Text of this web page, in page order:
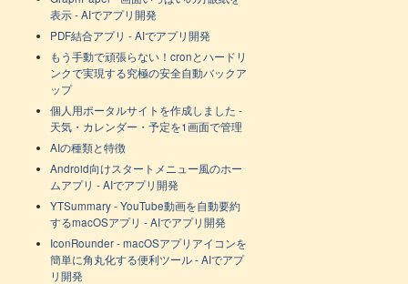
表示 - AIでアプリ開発
PDF結合アプリ - AIでアプリ開発
もう手動で頑張らない！cronとハードリ
ンクで実現する究極の安全自動バックア
ップ
個人用ポータルサイトを作成しました -
天気・カレンダー・予定を1画面で管理
AIの種類と特徴
Android向けスタートメニュー風のホー
ムアプリ - AIでアプリ開発
YTSummary - YouTube動画を自動要約
するmacOSアプリ - AIでアプリ開発
IconRounder - macOSアプリアイコンを
簡単に角丸化する便利ツール - AIでアプ
リ開発